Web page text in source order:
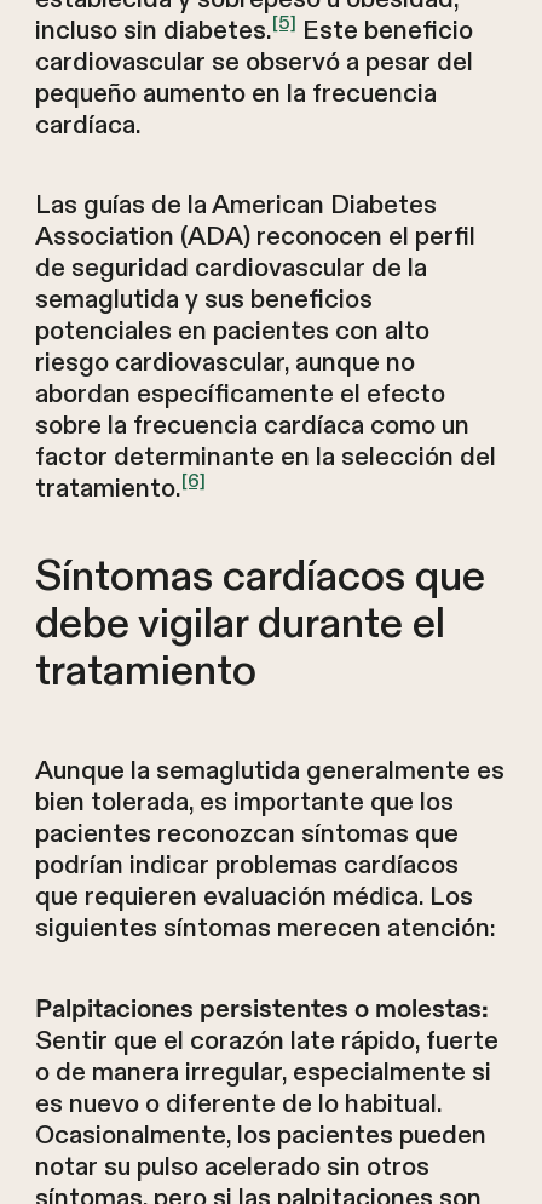
incluso sin diabetes.[5] Este beneficio
cardiovascular se observó a pesar del
pequeño aumento en la frecuencia
cardíaca.
Las guías de la American Diabetes
Association (ADA) reconocen el perfil
de seguridad cardiovascular de la
semaglutida y sus beneficios
potenciales en pacientes con alto
riesgo cardiovascular, aunque no
abordan específicamente el efecto
sobre la frecuencia cardíaca como un
factor determinante en la selección del
tratamiento.[6]
Síntomas cardíacos que
debe vigilar durante el
tratamiento
Aunque la semaglutida generalmente es
bien tolerada, es importante que los
pacientes reconozcan síntomas que
podrían indicar problemas cardíacos
que requieren evaluación médica. Los
siguientes síntomas merecen atención:
Palpitaciones persistentes o molestas:
Sentir que el corazón late rápido, fuerte
o de manera irregular, especialmente si
es nuevo o diferente de lo habitual.
Ocasionalmente, los pacientes pueden
notar su pulso acelerado sin otros